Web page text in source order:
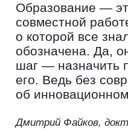
Образование —
совместной
о которой все
обозначена. Да,
шаг — назначить
его. Ведь без
об
Дмитрий Файков,